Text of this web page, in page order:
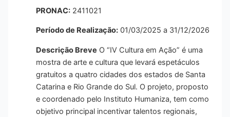
PRONAC: 2411021
Período de Realização: 01/03/2025 a 31/12/2026
Descrição Breve O “IV Cultura em Ação” é uma
mostra de arte e cultura que levará espetáculos
gratuitos a quatro cidades dos estados de Santa
Catarina e Rio Grande do Sul. O projeto, proposto
e coordenado pelo Instituto Humaniza, tem como
objetivo principal incentivar talentos regionais,